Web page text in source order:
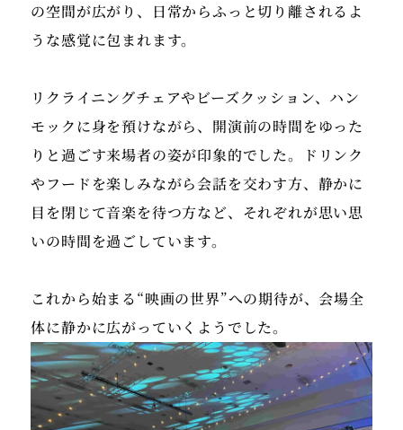
の空間が広がり、日常からふっと切り離されるよ
うな感覚に包まれます。
リクライニングチェアやビーズクッション、ハン
モックに身を預けながら、開演前の時間をゆった
りと過ごす来場者の姿が印象的でした。ドリンク
やフードを楽しみながら会話を交わす方、静かに
目を閉じて音楽を待つ方など、それぞれが思い思
いの時間を過ごしています。
これから始まる“映画の世界”への期待が、会場全